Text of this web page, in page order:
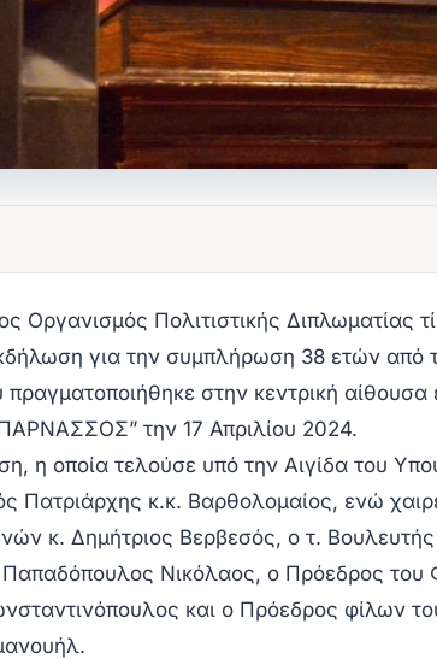
Οργανισμός Πολιτιστικής Διπλωματίας
για την συμπλήρωση 38 ετών
στην κεντρική
την 17 Απριλίου 2024.
η οποία τελούσε υπό την Αιγίδα του
Πατριάρχης κ.κ. Βαρθολομαίος, ενώ
κ. Δημήτριος Βερβεσός, ο τ.
Νικόλαος, ο Πρόεδρος
και ο Πρόεδρος φίλων